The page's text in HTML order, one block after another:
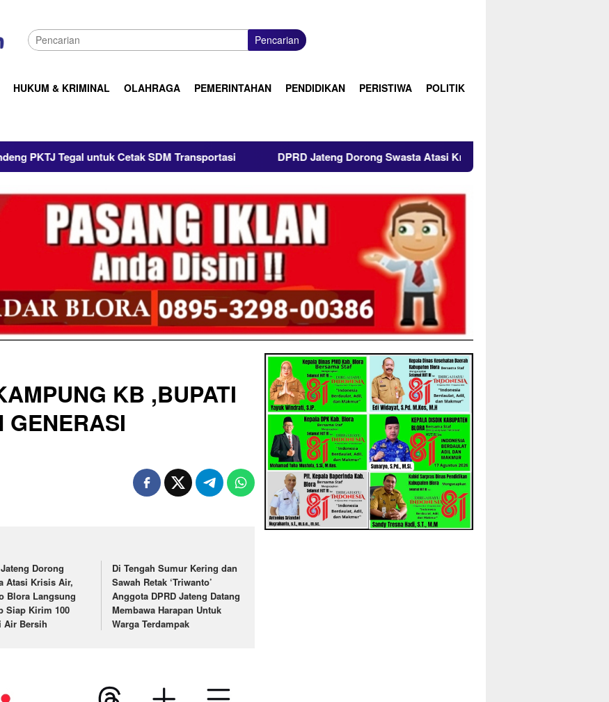
Pencarian
HUKUM & KRIMINAL OLAHRAGA PEMERINTAHAN PENDIDIKAN PERISTIWA POLITIK
SDM Transportasi DPRD Jateng Dorong Swasta Atasi Krisis Air, Apindo Blora Langsung Gercep Siap Kirim
KB ,BUPATI
Dorong
Atasi Krisis Air,
Blora Langsung
Siap Kirim 100
Air Bersih
Di Tengah Sumur Kering dan
Sawah Retak ‘Triwanto’
Anggota DPRD Jateng Datang
Membawa Harapan Untuk
Warga Terdampak